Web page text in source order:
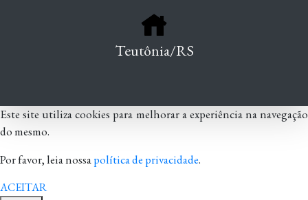
Teutônia/RS
Este site utiliza cookies para melhorar a experiência na navegação
do mesmo.
Por favor, leia nossapolítica de privacidade.
ACEITAR